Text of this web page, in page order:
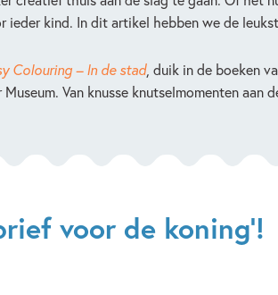
kind. In dit artikel hebben we de
Colouring – In de stad, duik in de boeken
Van knusse knutselmomenten aan
voor de koning'!